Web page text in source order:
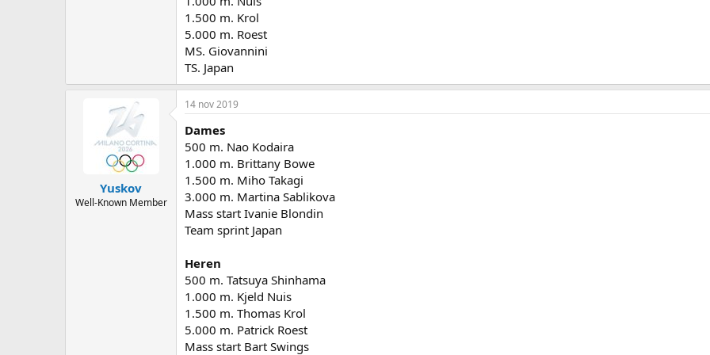
1.500 m. Krol
5.000 m. Roest
MS. Giovannini
TS. Japan
Yuskov
Well-Known Member
14 nov 2019
Dames
500 m. Nao Kodaira
1.000 m. Brittany Bowe
1.500 m. Miho Takagi
3.000 m. Martina Sablikova
Mass start Ivanie Blondin
Team sprint Japan
Heren
500 m. Tatsuya Shinhama
1.000 m. Kjeld Nuis
1.500 m. Thomas Krol
5.000 m. Patrick Roest
Mass start Bart Swings